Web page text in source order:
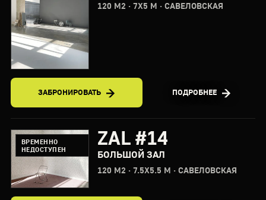
120 М2 · 7X5 М · САВЕЛОВСКАЯ
ЗАБРОНИРОВАТЬ ПОДРОБНЕЕ
ВРЕМЕННО
НЕДОСТУПЕН
ZAL #14
БОЛЬШОЙ ЗАЛ
120 М2 · 7.5X5.5 М · САВЕЛОВСКАЯ